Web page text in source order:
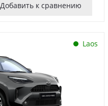
Добавить к сравнению
Laos